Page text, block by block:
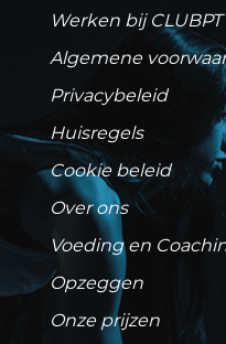
Werken bij CLUBPT
Algemene
Privacybeleid
Huisregels
Cookie beleid
Over ons
Voeding en
Opzeggen
Onze prijzen